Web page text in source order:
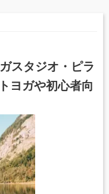
スタジオ・ピラ
ヨガや初心者向